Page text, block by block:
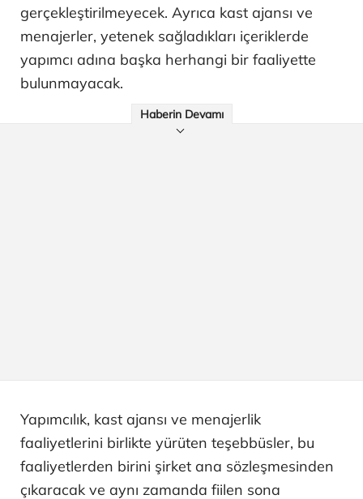
gerçekleştirilmeyecek. Ayrıca kast ajansı ve
menajerler, yetenek sağladıkları içeriklerde
yapımcı adına başka herhangi bir faaliyette
bulunmayacak.
Haberin Devamı
Yapımcılık, kast ajansı ve menajerlik
faaliyetlerini birlikte yürüten teşebbüsler, bu
faaliyetlerden birini şirket ana sözleşmesinden
çıkaracak ve aynı zamanda fiilen sona